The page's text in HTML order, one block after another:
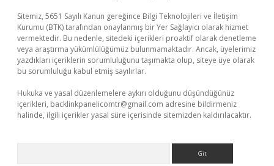
Sitemiz, 5651 Sayılı Kanun gereğince Bilgi Teknolojileri ve İletişim
Kurumu (BTK) tarafından onaylanmış bir Yer Sağlayıcı olarak hizmet
vermektedir. Bu nedenle, sitedeki içerikleri proaktif olarak denetleme
veya araştırma yükümlülüğümüz bulunmamaktadır. Ancak, üyelerimiz
yazdıkları içeriklerin sorumluluğunu taşımakta olup, siteye üye olarak
bu sorumluluğu kabul etmiş sayılırlar.
Hukuka ve yasal düzenlemelere aykırı olduğunu düşündüğünüz
içerikleri, backlinkpanelicomtr@gmail.com adresine bildirmeniz
halinde, ilgili içerikler yasal süre içerisinde sitemizden kaldırılacaktır.